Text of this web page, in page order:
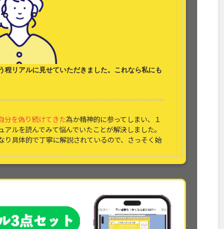
程リアルに見せていただきました。これなら私にも
分を偽り続けてきた為か精神的に参ってしまい、１
ルを読んでみて悩んでいたことが解決しました。
り具体的で丁寧に解説されているので、さっそく始